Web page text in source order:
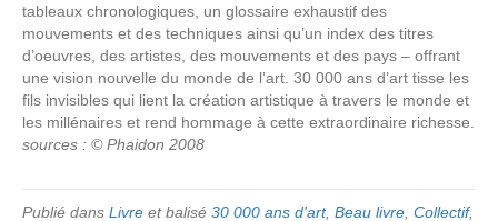
tableaux chronologiques, un glossaire exhaustif des
mouvements et des techniques ainsi qu’un index des titres
d’oeuvres, des artistes, des mouvements et des pays – offrant
une vision nouvelle du monde de l’art. 30 000 ans d’art tisse les
fils invisibles qui lient la création artistique à travers le monde et
les millénaires et rend hommage à cette extraordinaire richesse.
sources : © Phaidon 2008
Publié dans Livre et balisé 30 000 ans d'art, Beau livre Collectif,